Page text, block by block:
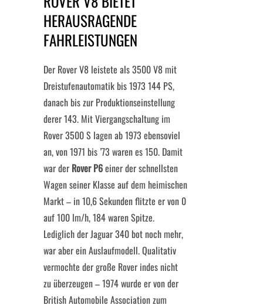
HERAUSRAGENDE
FAHRLEISTUNGEN
Der Rover V8 leistete als 3500 V8 mit
Dreistufenautomatik bis 1973 144 PS,
danach bis zur Produktionseinstellung
derer 143. Mit Viergangschaltung im
Rover 3500 S lagen ab 1973 ebensoviel
an, von 1971 bis ’73 waren es 150. Damit
war der Rover P6einer der schnellsten
Wagen seiner Klasse auf dem heimischen
Markt – in 10,6 Sekunden flitzte er von 0
auf 100 lm/h, 184 waren Spitze.
Lediglich der Jaguar 340 bot noch mehr,
war aber ein Auslaufmodell. Qualitativ
vermochte der große Rover indes nicht
zu überzeugen – 1974 wurde er von der
British Automobile Association zum